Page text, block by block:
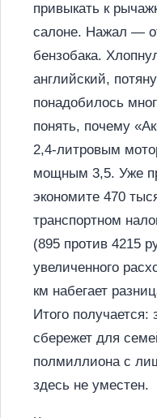
привыкать к
салоне. Нажал —
бензобака.
английский,
понадобилось
понять, почему
2,4-литровым
мощным 3,5. Уже
экономите 470
транспортном
(895 против 4215
увеличенного
км набегает
Итого получается:
сбережет для
полмиллиона с
здесь не уместен.